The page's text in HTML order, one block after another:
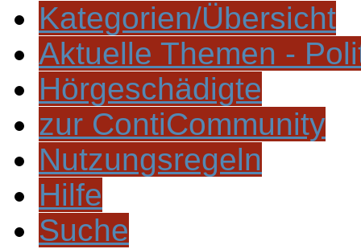
Kategorien/Übersicht
Aktuelle Themen -
Hörgeschädigte
zur ContiCommunity
Nutzungsregeln
Hilfe
Suche